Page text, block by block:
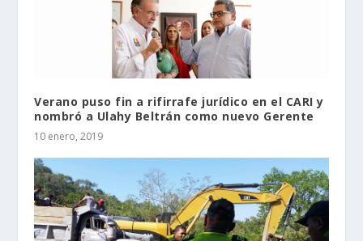
Verano puso fin a rifirrafe jurídico en el CARI y
nombró a Ulahy Beltrán como nuevo Gerente
10 enero, 2019